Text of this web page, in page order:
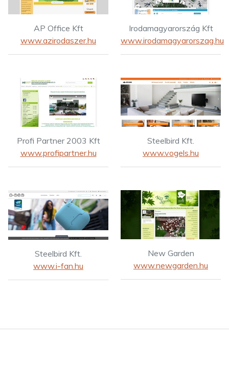
AP Office Kft
www.azirodaszer.hu
Irodamagyarország Kft
www.irodamagyarorszag.hu
Profi Partner 2003 Kft
www.profipartner.hu
Steelbird Kft.
www.vogels.hu
Steelbird Kft.
www.i-fan.hu
New Garden
www.newgarden.hu